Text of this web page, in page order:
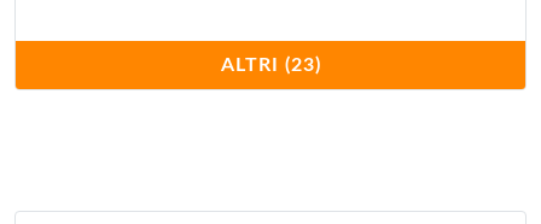
Direzione Regionale Lombardia
via Maurizio Gonzaga 6, Milano
ALTRI (23)